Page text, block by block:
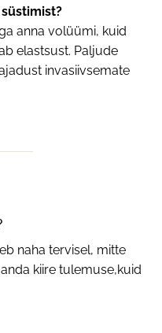
anna volüümi, kuid
elastsust. Paljude
invasiivsemate
naha tervisel, mitte
kiire tulemuse,kuid